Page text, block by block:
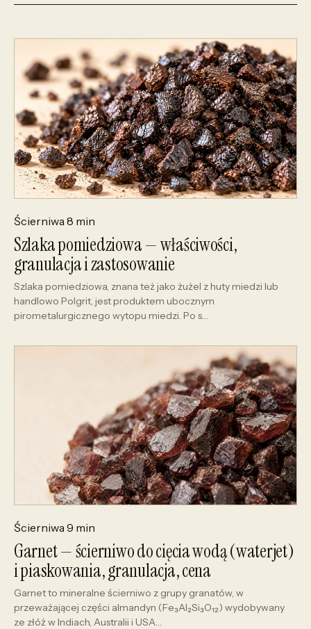
Ścierniwa 8 min
Szlaka pomiedziowa — właściwości,
granulacja i zastosowanie
Szlaka pomiedziowa, znana też jako żużel z huty miedzi lub
handlowo Polgrit, jest produktem ubocznym
pirometalurgicznego wytopu miedzi. Po s…
Ścierniwa 9 min
Garnet — ścierniwo do cięcia wodą (waterjet)
i piaskowania, granulacja, cena
Garnet to mineralne ścierniwo z grupy granatów, w
przeważającej części almandyn (Fe₃Al₂Si₃O₁₂) wydobywany
ze złóż w Indiach, Australii i USA…